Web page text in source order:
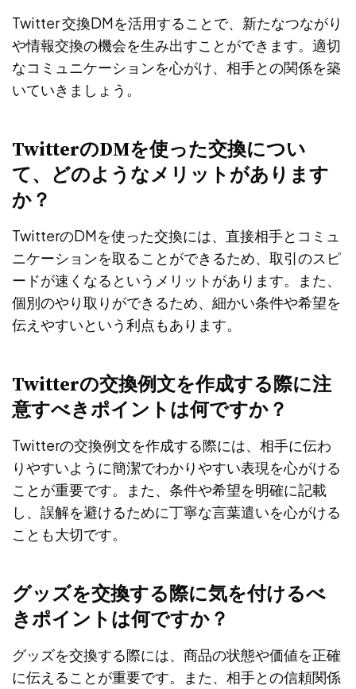
Twitter 交換DMを活用することで、新たなつながり
や情報交換の機会を生み出すことができます。適切
なコミュニケーションを心がけ、相手との関係を築
いていきましょう。
TwitterのDMを使った交換につい
て、どのようなメリットがあります
か？
TwitterのDMを使った交換には、直接相手とコミュ
ニケーションを取ることができるため、取引のスピ
ードが速くなるというメリットがあります。また、
個別のやり取りができるため、細かい条件や希望を
伝えやすいという利点もあります。
Twitterの交換例文を作成する際に注
意すべきポイントは何ですか？
Twitterの交換例文を作成する際には、相手に伝わ
りやすいように簡潔でわかりやすい表現を心がける
ことが重要です。また、条件や希望を明確に記載
し、誤解を避けるために丁寧な言葉遣いを心がける
ことも大切です。
グッズを交換する際に気を付けるべ
きポイントは何ですか？
グッズを交換する際には、商品の状態や価値を正確
に伝えることが重要です。また、相手との信頼関係